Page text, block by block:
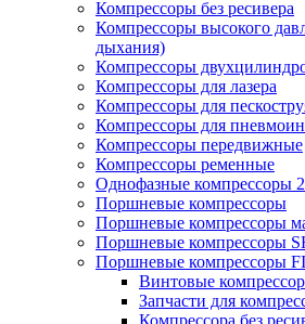
Компрессоры без ресивера
Компрессоры высокого
дыхания)
Компрессоры
Компрессоры для лазера
Компрессоры для
Компрессоры для
Компрессоры передвижные
Компрессоры ременные
Однофазные компрессоры
Поршневые компрессоры
Поршневые компрессоры
Поршневые компрессоры
Поршневые компрессоры
Винтовые
Запчасти для
Компрессора без